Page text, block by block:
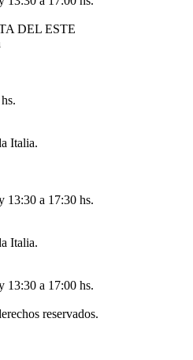
DEL ESTE
Italia.
13:30 a 17:30 hs.
Italia.
13:30 a 17:00 hs.
reservados.